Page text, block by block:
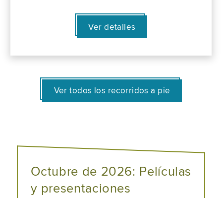
Ver detalles
Ver todos los recorridos a pie
Octubre de 2026: Películas
y presentaciones